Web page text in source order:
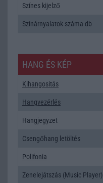
Színes kijelző
Színárnyalatok száma db
HANG ÉS KÉP
Kihangositás
Hangvezérlés
Hangjegyzet
Csengőhang letöltés
Polifonia
Zenelejátszás (Music Player)